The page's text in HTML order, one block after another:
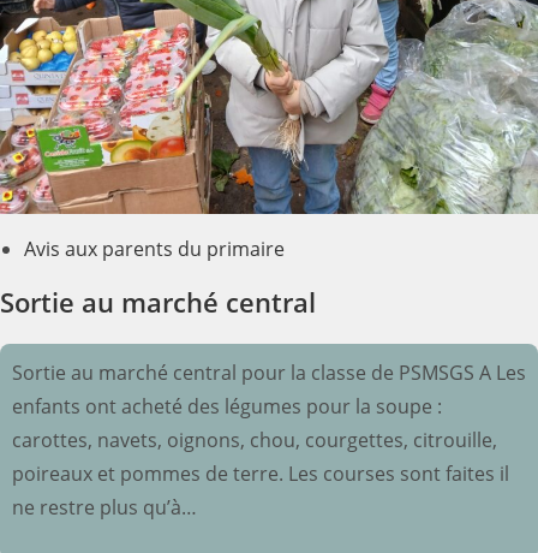
Avis aux parents du primaire
Sortie au marché central
Sortie au marché central pour la classe de PSMSGS A Les
enfants ont acheté des légumes pour la soupe :
carottes, navets, oignons, chou, courgettes, citrouille,
poireaux et pommes de terre. Les courses sont faites il
ne restre plus qu’à…